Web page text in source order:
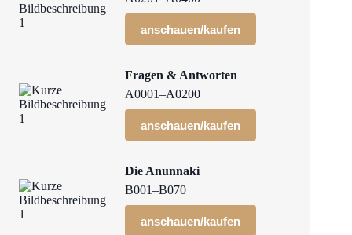
anschauen/kaufen
Fragen & Antworten
A0001–A0200
anschauen/kaufen
Die Anunnaki
B001–B070
anschauen/kaufen